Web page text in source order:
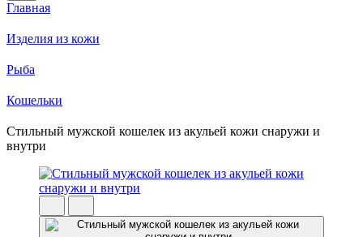
Главная
Изделия из кожи
Рыба
Кошельки
Стильный мужской кошелек из акульей кожи снаружи и
внутри